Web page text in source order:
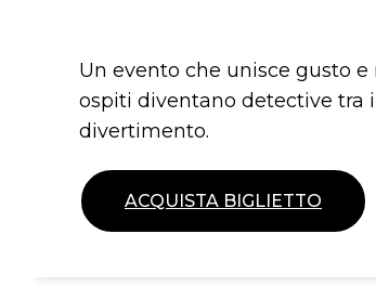
Un evento che unisce gusto
ospiti diventano detective tra
divertimento.
ACQUISTA BIGLIETTO